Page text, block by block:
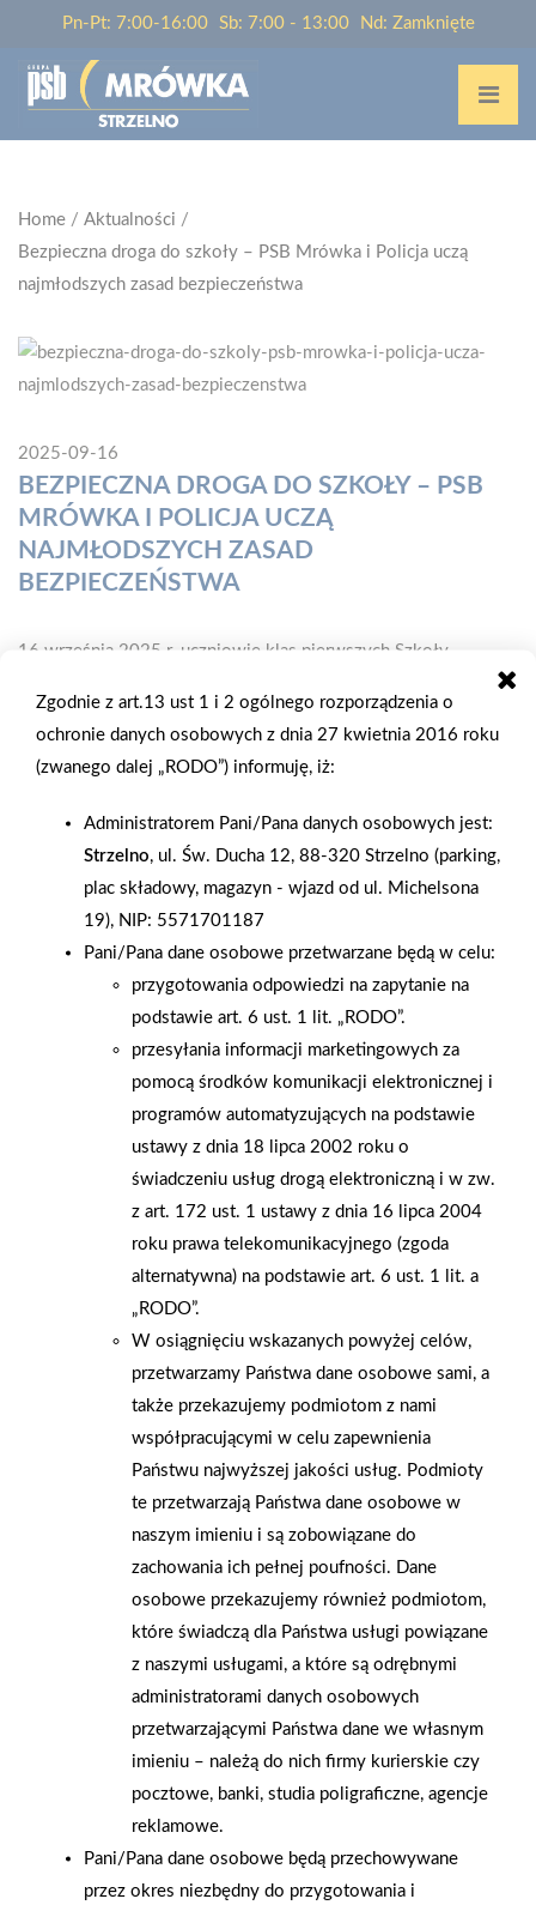
Pn-Pt: 7:00-16:00 Sb: 7:00 - 13:00 Nd: Zamknięte
Home / Aktualności /
Bezpieczna droga do szkoły – PSB Mrówka i Policja uczą
najmłodszych zasad bezpieczeństwa
2025-09-16
BEZPIECZNA DROGA DO SZKOŁY – PSB
MRÓWKA I POLICJA UCZĄ
NAJMŁODSZYCH ZASAD
BEZPIECZEŃSTWA
16 września 2025 r. uczniowie klas pierwszych Szkoły
Włodawie mieli okazję uczestniczyć w wyjątkowej lekcji pod
hasłem "Bezpieczna droga do szkoły". Zajęcia zostały
zorganizowane we współpracy z lokalną Policją oraz
przedstawicielami marketu PSB Mrówka we Włodawie.
Spotkanie miało na celu edukację najmłodszych uczniów w
zakresie zasad bezpiecznego poruszania się po drogach,
zarówno jako piesi, jak i pasażerowie. Policjanci w przystępny i
angażujący sposób tłumaczyli, jak bezpiecznie przechodzić
przez jezdnię, jak korzystać z sygnalizacji świetlnej oraz
dlaczego noszenie elementów odblaskowych jest tak ważne –
szczególnie w okresie jesienno-zimowym. Przedstawiciele
marketu PSB Mrówka wsparli inicjatywę nie tylko
organizacyjnie, ale również przygotowali dla dzieci drobne
upominki – odblaskowe gadżety poprawiające widoczność na
drodze. Wspólna akcja edukacyjna spotkała się z dużym
zainteresowaniem i entuzjazmem uczniów. Dzięki praktycznym
przykładom i interaktywnemu charakterowi zajęć,
pierwszoklasiści nie tylko dobrze się bawili, ale przede
wszystkim zdobyli cenną wiedzę, która pomoże im bezpiecznie
dotrzeć do szkoły każdego dnia.
AKTUALNOŚCI
2026-01-15
Grupa PSB Handel S.A.
2026-01-12
Zacisze S.A. dołącza do
Zgodnie z art.13 ust 1 i 2 ogólnego rozporządzenia o
ochronie danych osobowych z dnia 27 kwietnia 2016 roku
(zwanego dalej „RODO”) informuję, iż:
Administratorem Pani/Pana danych osobowych jest:
Strzelno, ul. Św. Ducha 12, 88-320 Strzelno (parking,
plac składowy, magazyn - wjazd od ul. Michelsona
19), NIP: 5571701187
Pani/Pana dane osobowe przetwarzane będą w celu:
przygotowania odpowiedzi na zapytanie na
podstawie art. 6 ust. 1 lit. „RODO”.
przesyłania informacji marketingowych za
pomocą środków komunikacji elektronicznej i
programów automatyzujących na podstawie
ustawy z dnia 18 lipca 2002 roku o
świadczeniu usług drogą elektroniczną i w zw.
z art. 172 ust. 1 ustawy z dnia 16 lipca 2004
roku prawa telekomunikacyjnego (zgoda
alternatywna) na podstawie art. 6 ust. 1 lit. a
„RODO”.
W osiągnięciu wskazanych powyżej celów,
przetwarzamy Państwa dane osobowe sami, a
także przekazujemy podmiotom z nami
współpracującymi w celu zapewnienia
Państwu najwyższej jakości usług. Podmioty
te przetwarzają Państwa dane osobowe w
naszym imieniu i są zobowiązane do
zachowania ich pełnej poufności. Dane
osobowe przekazujemy również podmiotom,
które świadczą dla Państwa usługi powiązane
z naszymi usługami, a które są odrębnymi
administratorami danych osobowych
przetwarzającymi Państwa dane we własnym
imieniu – należą do nich firmy kurierskie czy
pocztowe, banki, studia poligraficzne, agencje
reklamowe.
Pani/Pana dane osobowe będą przechowywane
przez okres niezbędny do przygotowania i